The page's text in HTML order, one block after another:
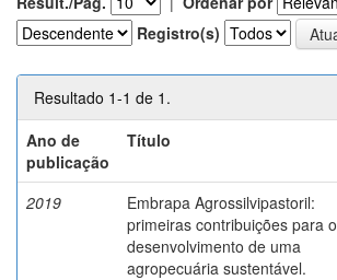
Registro(s)
Resultado 1-1 de 1.
Ano de
publicação
Título
2019
Embrapa Agrossilvipastoril:
primeiras contribuições para o
desenvolvimento de uma
agropecuária sustentável.